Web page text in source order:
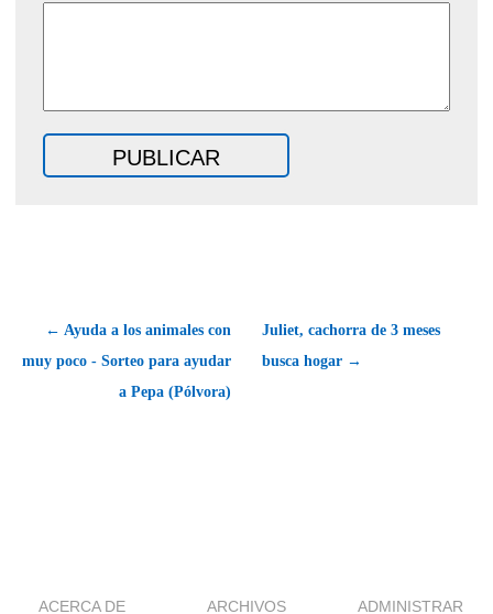
← Ayuda a los animales con
muy poco - Sorteo para ayudar
a Pepa (Pólvora)
Juliet, cachorra de 3 meses
busca hogar →
ACERCA DE ARCHIVOS ADMINISTRAR